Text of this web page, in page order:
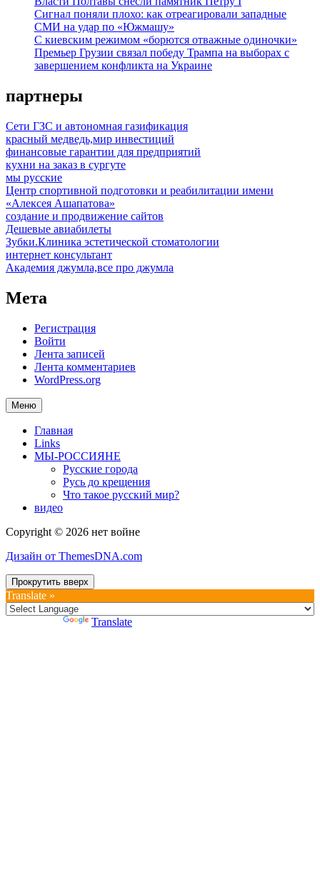
Сигнал поняли плохо: как отреагировали западные
СМИ на удар по «Южмашу»
С киевским режимом «борются отважные одиночки»
Премьер Грузии связал победу Трампа на выборах с
завершением конфликта на Украине
партнеры
Сети ГЗС и автономная газификация
красный медведь,мир инвестиций
финансовые гарантии для предприятий
кухни на заказ в сургуте
мы русские
Центр спортивной подготовки и реабилитации имени
«Алексея Ашапатова»
создание и продвижение сайтов
Дешевые авиабилеты
Зубки.Клиника эстетической стоматологии
интернет консультант
Академия джумла,все про джумла
Мета
Регистрация
Войти
Лента записей
Лента комментариев
WordPress.org
Меню
Главная
Links
МЫ-РОССИЯНЕ
Русские города
Русь до крещения
Что такое русский мир?
видео
Copyright © 2026 нет войне
Дизайн от ThemesDNA.com
Прокрутить вверх
Translate »
Translate